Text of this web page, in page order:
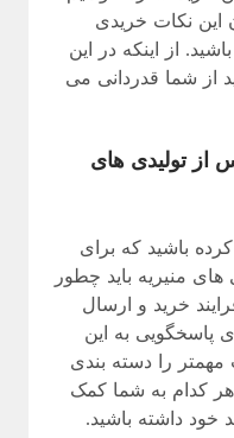
این نکات خریدی
از اینکه در این
از شما قدردانی می
از تولیدی های
باشید که برای
منیریه باید چطور
خرید و ارسال
پاسخگویی به این
را دسته بندی
هر کدام به شما کمک
خود داشته باشید.